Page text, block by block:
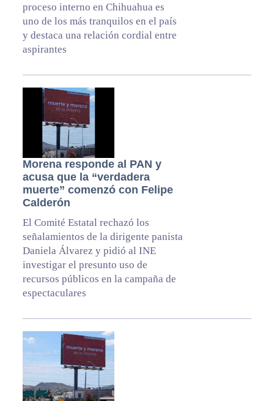
proceso interno en Chihuahua es
uno de los más tranquilos en el país
y destaca una relación cordial entre
aspirantes
Morena responde al PAN y
acusa que la “verdadera
muerte” comenzó con Felipe
Calderón
El Comité Estatal rechazó los
señalamientos de la dirigente panista
Daniela Álvarez y pidió al INE
investigar el presunto uso de
recursos públicos en la campaña de
espectaculares